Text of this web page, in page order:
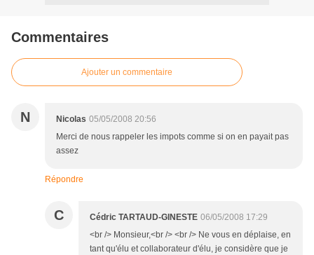
Commentaires
Ajouter un commentaire
N Nicolas 05/05/2008 20:56
Merci de nous rappeler les impots comme si on en payait pas
assez
Répondre
C Cédric TARTAUD-GINESTE 06/05/2008 17:29
<br /> Monsieur,<br /> <br /> Ne vous en déplaise, en
tant qu'élu et collaborateur d'élu, je considère que je